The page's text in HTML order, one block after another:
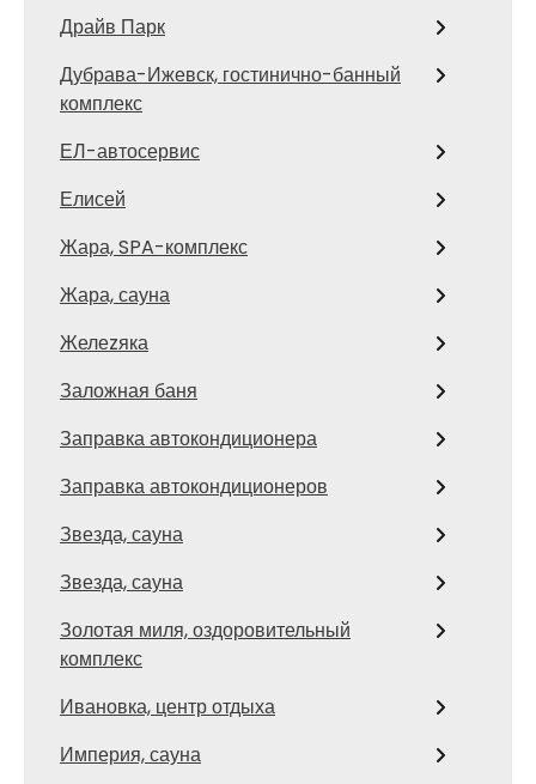
Драйв Парк
Дубрава-Ижевск, гостинично-банный
комплекс
ЕЛ-автосервис
Елисей
Жара, SPA-комплекс
Жара, сауна
Желеzяка
Заложная баня
Заправка автокондиционера
Заправка автокондиционеров
Звезда, сауна
Звезда, сауна
Золотая миля, оздоровительный
комплекс
Ивановка, центр отдыха
Империя, сауна